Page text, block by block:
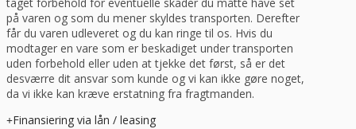
på varen og som du mener skyldes transporten. Derefter
får du varen udleveret og du kan ringe til os. Hvis du
modtager en vare som er beskadiget under transporten
uden forbehold eller uden at tjekke det først, så er det
desværre dit ansvar som kunde og vi kan ikke gøre noget,
da vi ikke kan kræve erstatning fra fragtmanden.
Finansiering via lån / leasing